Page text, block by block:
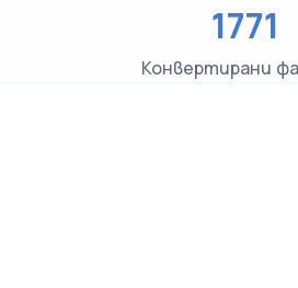
1771
Конвертирани